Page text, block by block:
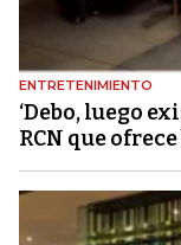
ENTRETENIMIENTO
‘Debo, luego
RCN que